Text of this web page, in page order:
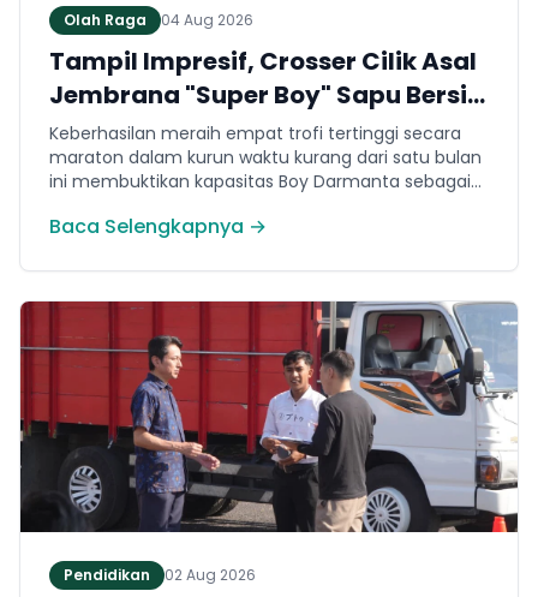
Olah Raga 04 Aug 2026
Tampil Impresif, Crosser Cilik Asal
Jembrana "Super Boy" Sapu Bersih
4 Gelar Juara Motocross 50cc di
Jawa
Keberhasilan meraih empat trofi tertinggi secara
maraton dalam kurun waktu kurang dari satu bulan
ini membuktikan kapasitas Boy Darmanta sebagai
dimiliki Jembrana di kancah motocross nasional
Baca Selengkapnya →
Pendidikan 02 Aug 2026